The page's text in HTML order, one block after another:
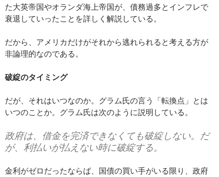
た大英帝国やオランダ海上帝国が、債務過多とインフレで
衰退していったことを詳しく解説している。
だから、アメリカだけがそれから逃れられると考える方が
非論理的なのである。
破綻のタイミング
だが、それはいつなのか。グラム氏の言う「転換点」とは
いつのことか。グラム氏は次のように説明している。
政府は、借金を完済できなくても破綻しない。だ
が、利払いが払えない時に破綻する。
金利がゼロだったならば、国債の買い手がいる限り、政府